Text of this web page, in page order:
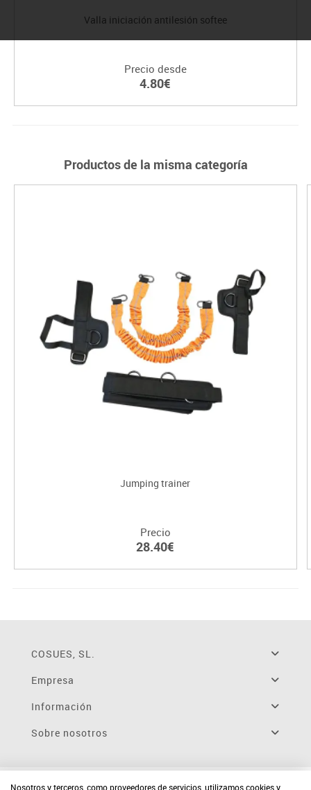
Valla iniciación antilesión softee
Precio desde
4.80€
Productos de la misma categoría
Jumping trainer
Precio
28.40€
COSUES, SL.
Empresa
Información
Sobre nosotros
Nosotros y terceros, como proveedores de servicios, utilizamos cookies y